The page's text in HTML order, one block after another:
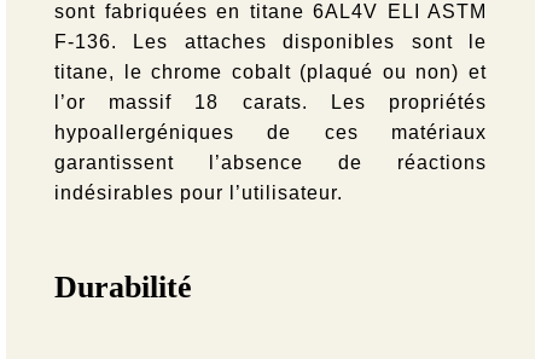
sont fabriquées en titane 6AL4V ELI ASTM
F-136. Les attaches disponibles sont le
titane, le chrome cobalt (plaqué ou non) et
l’or massif 18 carats. Les propriétés
hypoallergéniques de ces matériaux
garantissent l’absence de réactions
indésirables pour l’utilisateur.
Durabilité